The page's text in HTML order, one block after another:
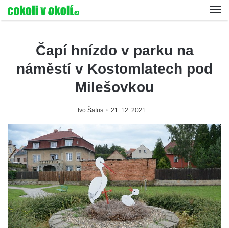
Čapí hnízdo v parku na
náměstí v Kostomlatech pod
Milešovkou
Ivo Šafus 21. 12. 2021